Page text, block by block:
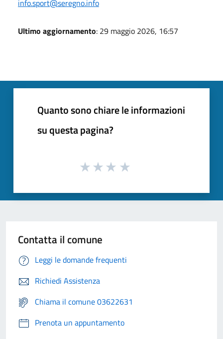
info.sport@seregno.info
Ultimo aggiornamento: 29 maggio 2026, 16:57
Quanto sono chiare le informazioni
su questa pagina?
Contatta il comune
Leggi le domande frequenti
Richiedi Assistenza
Chiama il comune 03622631
Prenota un appuntamento